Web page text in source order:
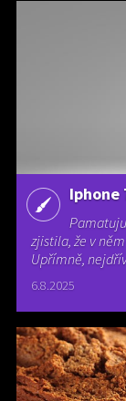
Iphone
zjistila, že v
Upřímně,
6.8.2025